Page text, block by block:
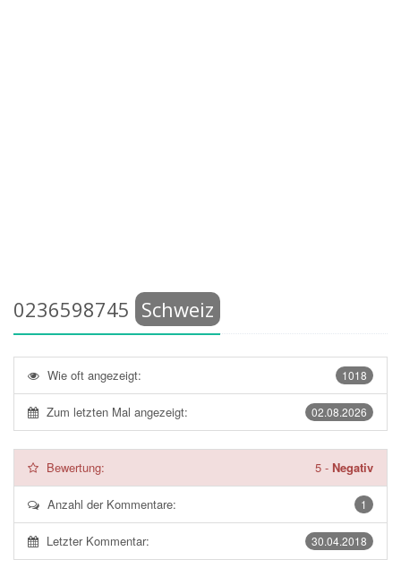
0236598745 Schweiz
1018
Wie oft angezeigt:
02.08.2026
Zum letzten Mal angezeigt:
Bewertung: 5 - Negativ
1
Anzahl der Kommentare:
30.04.2018
Letzter Kommentar: